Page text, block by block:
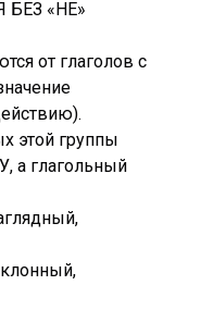
«НЕ»
от глаголов с
этой группы
глагольный